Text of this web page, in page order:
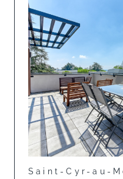
Saint-Cyr-au-